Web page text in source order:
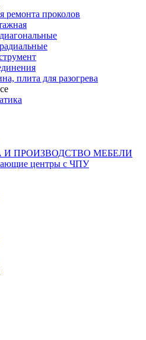
ремонта проколов
плита для разогрева
И ПРОИЗВОДСТВО МЕБЕЛИ
центры с ЧПУ